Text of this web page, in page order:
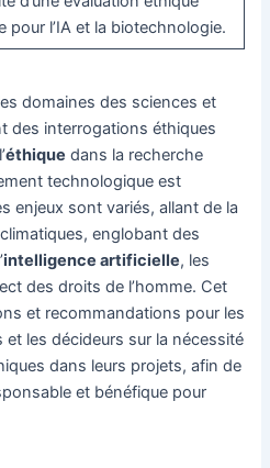
pour l’IA et la biotechnologie.
domaines des sciences et
des interrogations éthiques
éthique dans la recherche
technologique est
enjeux sont variés, allant de la
englobant des
intelligence artificielle, les
des droits de l’homme. Cet
et recommandations pour les
les décideurs sur la nécessité
dans leurs projets, afin de
et bénéfique pour